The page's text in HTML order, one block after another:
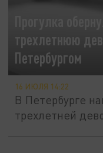
Прогулка
трехлетнюю
Петербургом
16 ИЮЛЯ 14:22
В Петербурге
трехлетней